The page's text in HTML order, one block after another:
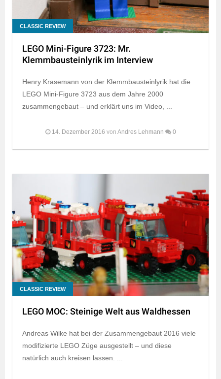
CLASSIC REVIEW
LEGO Mini-Figure 3723: Mr.
Klemmbausteinlyrik im Interview
Henry Krasemann von der Klemmbausteinlyrik hat die
LEGO Mini-Figure 3723 aus dem Jahre 2000
zusammengebaut – und erklärt uns im Video, ...
14. Dezember 2016 von Andres Lehmann 0
CLASSIC REVIEW
LEGO MOC: Steinige Welt aus Waldhessen
Andreas Wilke hat bei der Zusammengebaut 2016 viele
modifizierte LEGO Züge ausgestellt – und diese
natürlich auch kreisen lassen. ...